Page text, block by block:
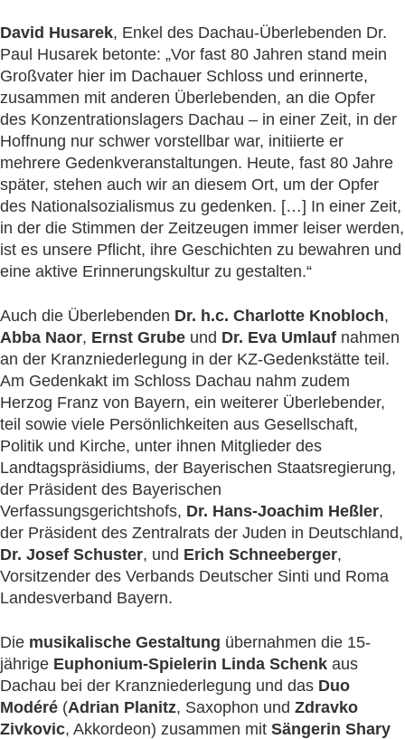
David Husarek, Enkel des Dachau-Überlebenden Dr.
Paul Husarek betonte: „Vor fast 80 Jahren stand mein
Großvater hier im Dachauer Schloss und erinnerte,
zusammen mit anderen Überlebenden, an die Opfer
des Konzentrationslagers Dachau – in einer Zeit, in der
Hoffnung nur schwer vorstellbar war, initiierte er
mehrere Gedenkveranstaltungen. Heute, fast 80 Jahre
später, stehen auch wir an diesem Ort, um der Opfer
des Nationalsozialismus zu gedenken. […] In einer Zeit,
in der die Stimmen der Zeitzeugen immer leiser werden,
ist es unsere Pflicht, ihre Geschichten zu bewahren und
eine aktive Erinnerungskultur zu gestalten.“
Auch die Überlebenden Dr. h.c. Charlotte Knobloch,
Abba Naor, Ernst Grube und Dr. Eva Umlauf nahmen
an der Kranzniederlegung in der KZ-Gedenkstätte teil.
Am Gedenkakt im Schloss Dachau nahm zudem
Herzog Franz von Bayern, ein weiterer Überlebender,
teil sowie viele Persönlichkeiten aus Gesellschaft,
Politik und Kirche, unter ihnen Mitglieder des
Landtagspräsidiums, der Bayerischen Staatsregierung,
der Präsident des Bayerischen
Verfassungsgerichtshofs, Dr. Hans-Joachim Heßler,
der Präsident des Zentralrats der Juden in Deutschland,
Dr. Josef Schuster, und Erich Schneeberger,
Vorsitzender des Verbands Deutscher Sinti und Roma
Landesverband Bayern.
Die musikalische Gestaltung übernahmen die 15-
jährige Euphonium-Spielerin Linda Schenk aus
Dachau bei der Kranzniederlegung und das Duo
Modéré (Adrian Planitz, Saxophon und Zdravko
Zivkovic, Akkordeon) zusammen mit Sängerin Shary